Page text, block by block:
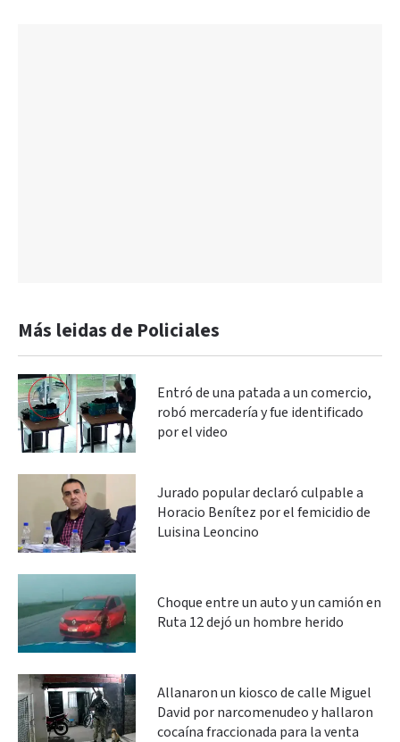
Más leidas de Policiales
Entró de una patada a un comercio,
robó mercadería y fue identificado
por el video
Jurado popular declaró culpable a
Horacio Benítez por el femicidio de
Luisina Leoncino
Choque entre un auto y un camión en
Ruta 12 dejó un hombre herido
Allanaron un kiosco de calle Miguel
David por narcomenudeo y hallaron
cocaína fraccionada para la venta